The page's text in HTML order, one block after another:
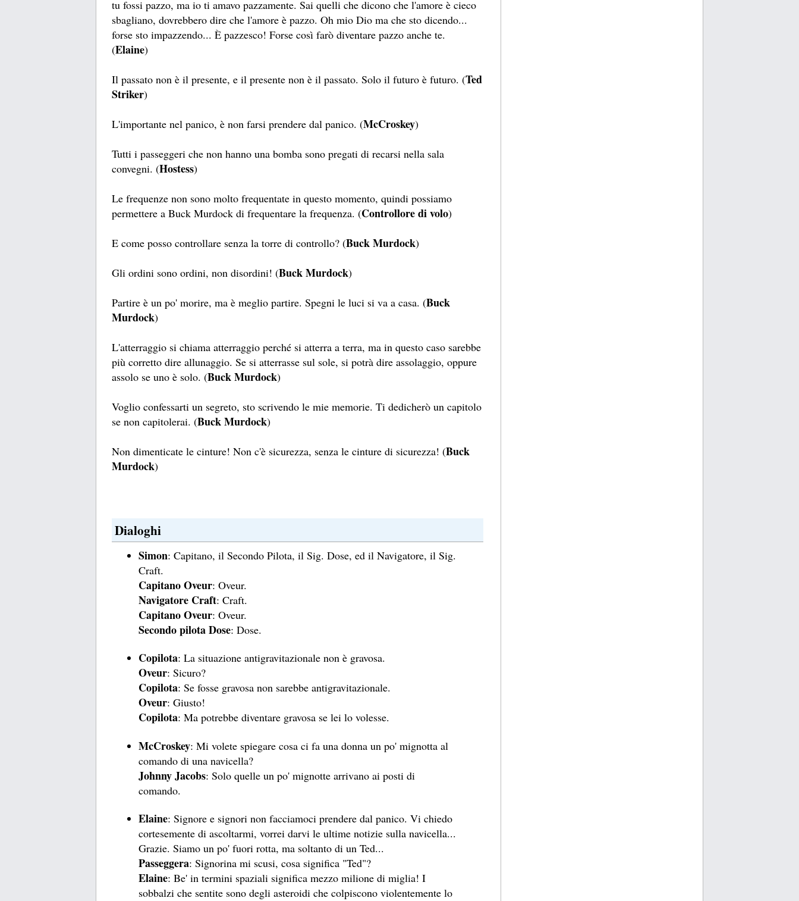
tu fossi pazzo, ma io ti amavo pazzamente. Sai quelli che dicono che l'amore è cieco
sbagliano, dovrebbero dire che l'amore è pazzo. Oh mio Dio ma che sto dicendo...
forse sto impazzendo... È pazzesco! Forse così farò diventare pazzo anche te.
(Elaine)
Il passato non è il presente, e il presente non è il passato. Solo il futuro è futuro. (Ted
Striker)
L'importante nel panico, è non farsi prendere dal panico. (McCroskey)
Tutti i passeggeri che non hanno una bomba sono pregati di recarsi nella sala
convegni. (Hostess)
Le frequenze non sono molto frequentate in questo momento, quindi possiamo
permettere a Buck Murdock di frequentare la frequenza. (Controllore di volo)
E come posso controllare senza la torre di controllo? (Buck Murdock)
Gli ordini sono ordini, non disordini! (Buck Murdock)
Partire è un po' morire, ma è meglio partire. Spegni le luci si va a casa. (Buck
Murdock)
L'atterraggio si chiama atterraggio perché si atterra a terra, ma in questo caso sarebbe
più corretto dire allunaggio. Se si atterrasse sul sole, si potrà dire assolaggio, oppure
assolo se uno è solo. (Buck Murdock)
Voglio confessarti un segreto, sto scrivendo le mie memorie. Ti dedicherò un capitolo
se non capitolerai. (Buck Murdock)
Non dimenticate le cinture! Non c'è sicurezza, senza le cinture di sicurezza! (Buck
Murdock)
Dialoghi
Simon: Capitano, il Secondo Pilota, il Sig. Dose, ed il Navigatore, il Sig.
Craft.
Capitano Oveur: Oveur.
Navigatore Craft: Craft.
Capitano Oveur: Oveur.
Secondo pilota Dose: Dose.
Copilota: La situazione antigravitazionale non è gravosa.
Oveur: Sicuro?
Copilota: Se fosse gravosa non sarebbe antigravitazionale.
Oveur: Giusto!
Copilota: Ma potrebbe diventare gravosa se lei lo volesse.
McCroskey: Mi volete spiegare cosa ci fa una donna un po' mignotta al
comando di una navicella?
Johnny Jacobs: Solo quelle un po' mignotte arrivano ai posti di
comando.
Elaine: Signore e signori non facciamoci prendere dal panico. Vi chiedo
cortesemente di ascoltarmi, vorrei darvi le ultime notizie sulla navicella...
Grazie. Siamo un po' fuori rotta, ma soltanto di un Ted...
Passeggera: Signorina mi scusi, cosa significa "Ted"?
Elaine: Be' in termini spaziali significa mezzo milione di miglia! I
sobbalzi che sentite sono degli asteroidi che colpiscono violentemente lo